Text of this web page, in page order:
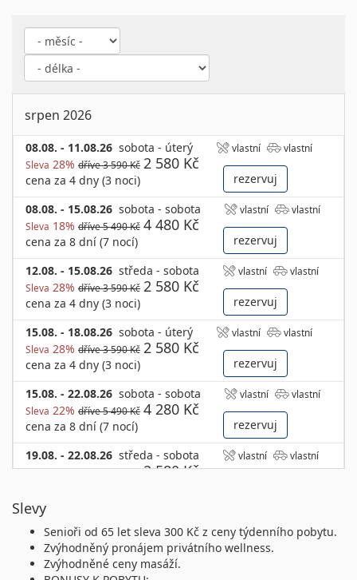
srpen 2026
08.08. - 11.08.26 sobota - úterý vlastní
vlastní
Sleva 28% dříve 3 590 Kč 2 580 Kč
cena za 4 dny (3 noci)
rezervuj
08.08. - 15.08.26 sobota - sobota vlastní
vlastní
Sleva 18% dříve 5 490 Kč 4 480 Kč
cena za 8 dní (7 nocí)
rezervuj
12.08. - 15.08.26 středa - sobota vlastní
vlastní
Sleva 28% dříve 3 590 Kč 2 580 Kč
cena za 4 dny (3 noci)
rezervuj
15.08. - 18.08.26 sobota - úterý vlastní
vlastní
Sleva 28% dříve 3 590 Kč 2 580 Kč
cena za 4 dny (3 noci)
rezervuj
15.08. - 22.08.26 sobota - sobota vlastní
vlastní
Sleva 22% dříve 5 490 Kč 4 280 Kč
cena za 8 dní (7 nocí)
rezervuj
19.08. - 22.08.26 středa - sobota vlastní
vlastní
Sleva 28% dříve 3 590 Kč 2 580 Kč
22.08. - 25.08.26
Sleva 31% dříve 3 590 Kč 2 480 Kč
cena za 4 dny (3 noci)
rezervuj
Slevy
Senioři od 65 let sleva 300 Kč z ceny týdenního pobytu.
Zvýhodněný pronájem privátního wellness.
Zvýhodněné ceny masáží.